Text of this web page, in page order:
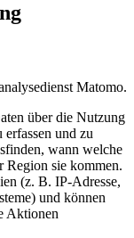
Matomo.
über die Nutzung
erfassen und zu
wann welche
Region sie kommen.
(z. B. IP-Adresse,
und können
Aktionen